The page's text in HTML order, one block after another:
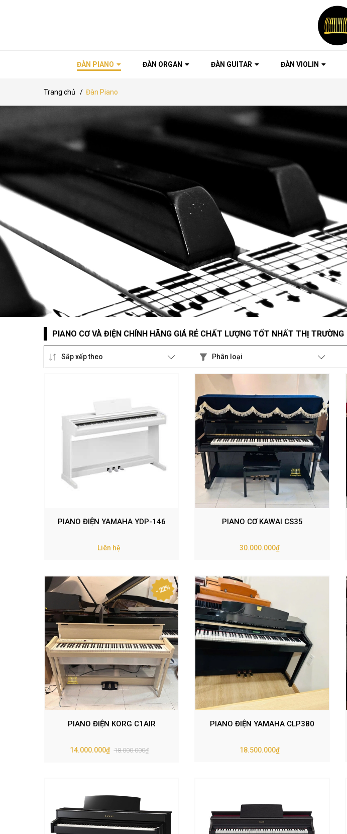
ĐÀN PIANO ĐÀN ORGAN ĐÀN GUITAR ĐÀN VIOLIN
Trang chủ / Đàn Piano
PIANO CƠ VÀ ĐIỆN CHÍNH HÃNG GIÁ RẺ CHẤT LƯỢNG TỐT NHẤT THỊ TRƯỜNG
Sắp xếp theo Phân loại
PIANO ĐIỆN YAMAHA YDP-146
Liên hệ
PIANO CƠ KAWAI CS35
30.000.000₫
- 22%
PIANO ĐIỆN KORG C1AIR
14.000.000₫ 18.000.000₫
PIANO ĐIỆN YAMAHA CLP380
18.500.000₫